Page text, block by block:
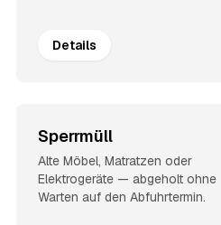
Details
Sperrmüll
Alte Möbel, Matratzen oder
Elektrogeräte — abgeholt ohne
Warten auf den Abfuhrtermin.